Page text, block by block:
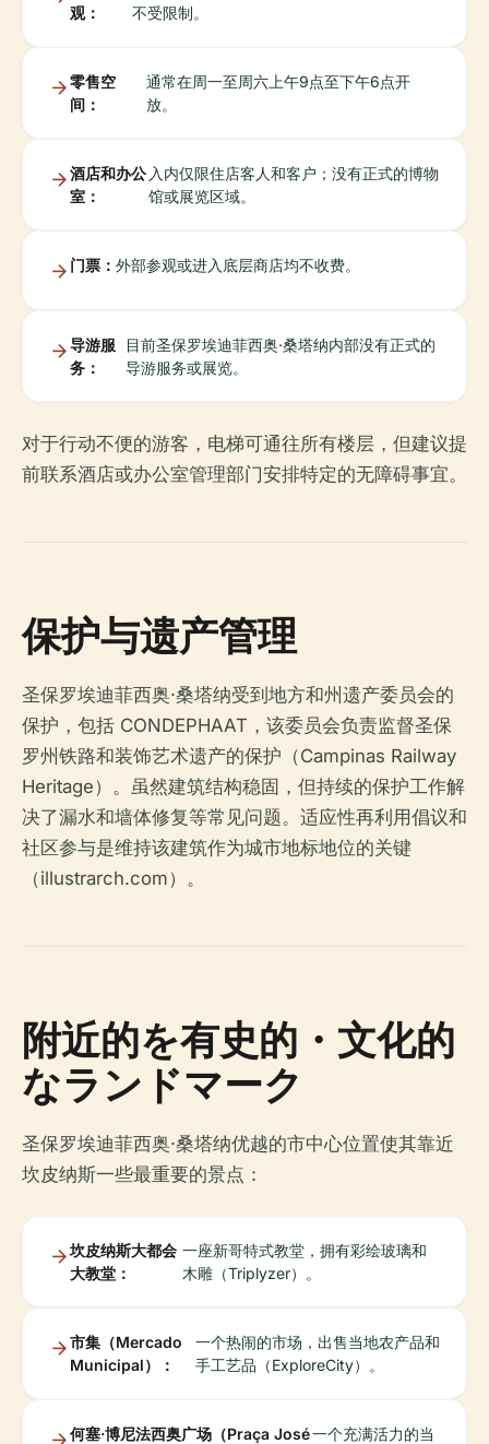
观：
不受限制。
零售空
间：
通常在周一至周六上午9点至下午6点开
放。
酒店和办公
室：
入内仅限住店客人和客户；没有正式的博物
馆或展览区域。
门票： 外部参观或进入底层商店均不收费。
导游服
务：
目前圣保罗埃迪菲西奥·桑塔纳内部没有正式的
导游服务或展览。
对于行动不便的游客，电梯可通往所有楼层，但建议提
前联系酒店或办公室管理部门安排特定的无障碍事宜。
保护与遗产管理
圣保罗埃迪菲西奥·桑塔纳受到地方和州遗产委员会的
保护，包括 CONDEPHAAT，该委员会负责监督圣保
罗州铁路和装饰艺术遗产的保护（Campinas Railway
Heritage）。虽然建筑结构稳固，但持续的保护工作解
决了漏水和墙体修复等常见问题。适应性再利用倡议和
社区参与是维持该建筑作为城市地标地位的关键
（illustrarch.com）。
附近的を有史的・文化的
なランドマーク
圣保罗埃迪菲西奥·桑塔纳优越的市中心位置使其靠近
坎皮纳斯一些最重要的景点：
坎皮纳斯大都会
大教堂：
一座新哥特式教堂，拥有彩绘玻璃和
木雕（Triplyzer）。
市集（Mercado
Municipal）：
一个热闹的市场，出售当地农产品和
手工艺品（ExploreCity）。
何塞·博尼法西奥广场（Praça José一个充满活力的当